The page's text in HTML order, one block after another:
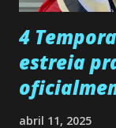
...
4
estreia
abril 11, 2025